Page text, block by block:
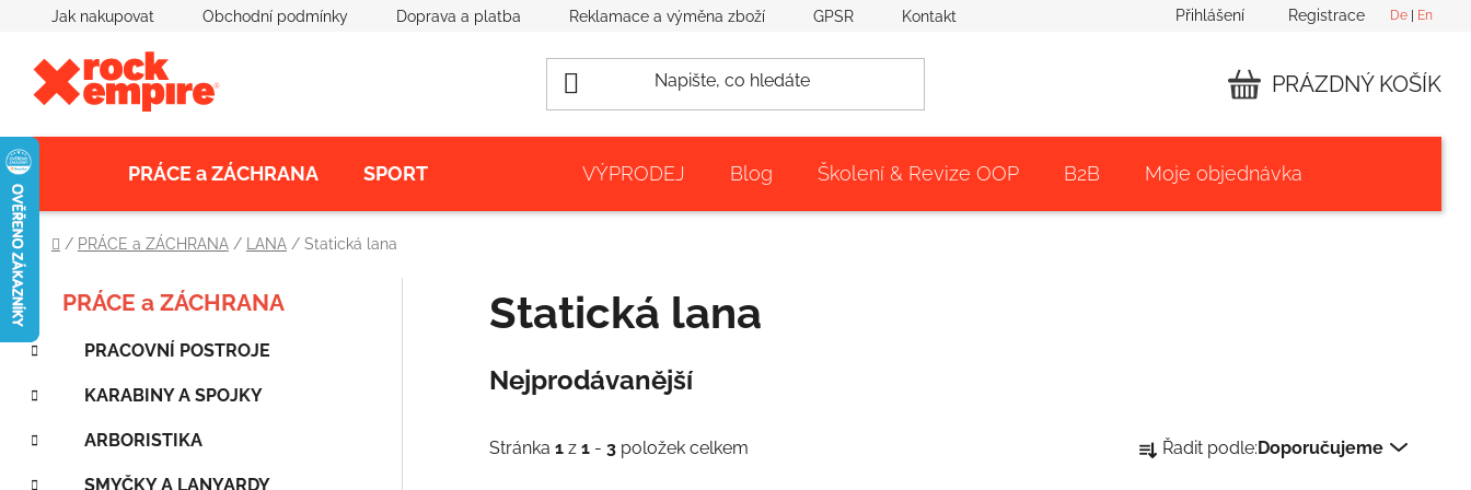
obsah
De| En
Jak nakupovat Obchodní podmínky Doprava a platba Reklamace a výměna zboží GPSR Kontakt Přihlášení Registrace
KOŠÍK
PRÁZDNÝ KOŠÍK
PRÁCE a ZÁCHRANA SPORT VÝPRODEJ Blog Školení & Revize OOP B2B Moje objednávka
Domů
/ PRÁCE a ZÁCHRANA / LANA / Statická lana
o
s
t
a
n
Přeskočit
kategorie
t
e
g
o
r
e
PRÁCE a ZÁCHRANA
PRACOVNÍ POSTROJE
KARABINY A SPOJKY
ARBORISTIKA
SMYČKY A LANYARDY
Statická lana
Nejprodávanější
Stránka 1z 1- 3položek celkem
a Řadit podle:Doporučujeme